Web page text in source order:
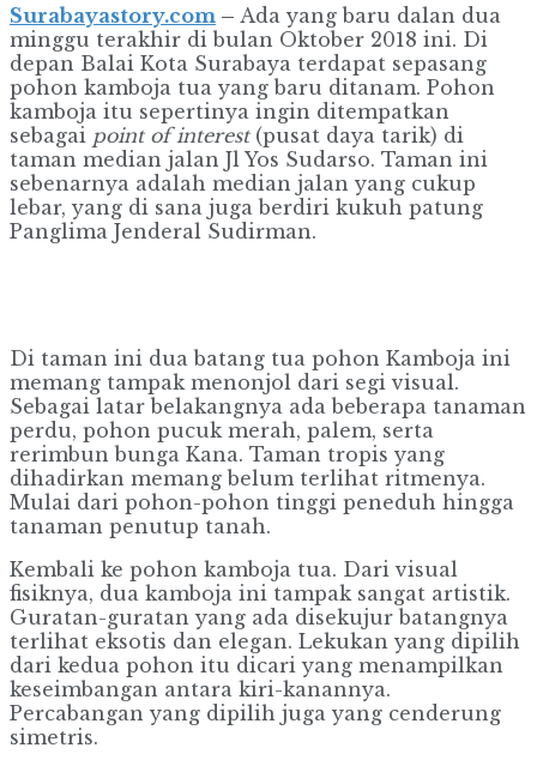
Surabayastory.com – Ada yang baru dalan dua
minggu terakhir di bulan Oktober 2018 ini. Di
depan Balai Kota Surabaya terdapat sepasang
pohon kamboja tua yang baru ditanam. Pohon
kamboja itu sepertinya ingin ditempatkan
sebagai point of interest(pusat daya tarik) di
taman median jalan Jl Yos Sudarso. Taman ini
sebenarnya adalah median jalan yang cukup
lebar, yang di sana juga berdiri kukuh patung
Panglima Jenderal Sudirman.
Di taman ini dua batang tua pohon Kamboja ini
memang tampak menonjol dari segi visual.
Sebagai latar belakangnya ada beberapa tanaman
perdu, pohon pucuk merah, palem, serta
rerimbun bunga Kana. Taman tropis yang
dihadirkan memang belum terlihat ritmenya.
Mulai dari pohon-pohon tinggi peneduh hingga
tanaman penutup tanah.
Kembali ke pohon kamboja tua. Dari visual
fisiknya, dua kamboja ini tampak sangat artistik.
Guratan-guratan yang ada disekujur batangnya
terlihat eksotis dan elegan. Lekukan yang dipilih
dari kedua pohon itu dicari yang menampilkan
keseimbangan antara kiri-kanannya.
Percabangan yang dipilih juga yang cenderung
simetris.